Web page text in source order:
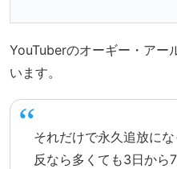
YouTuberのオーギー・アー
います。
それだけで永久追放に
反なら多くても3日から